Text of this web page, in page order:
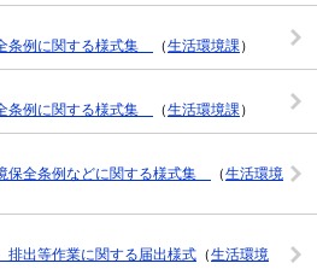
条例に関する様式集
（生活環境課）
条例に関する様式集
（生活環境課）
保全条例などに関する様式集
（生活環境
排出等作業に関する届出様式 （生活環境